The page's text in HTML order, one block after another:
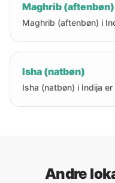
Maghrib (aftenbøn)
Maghrib (aftenbøn) i
Isha (natbøn)
Isha (natbøn) i Indija er
Andre